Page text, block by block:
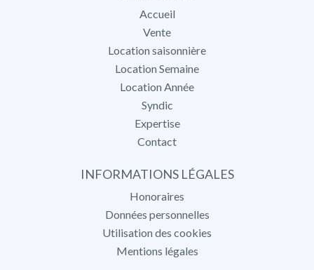
Accueil
Vente
Location saisonnière
Location Semaine
Location Année
Syndic
Expertise
Contact
INFORMATIONS LÉGALES
Honoraires
Données personnelles
Utilisation des cookies
Mentions légales